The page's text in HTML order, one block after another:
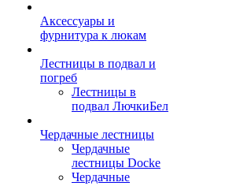
Аксессуары и
фурнитура к люкам
Лестницы в подвал и
погреб
Лестницы в
подвал ЛючкиБел
Чердачные лестницы
Чердачные
лестницы Docke
Чердачные